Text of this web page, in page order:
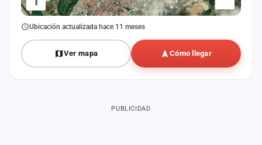
Ubicación actualizada hace 11 meses
Ver mapa Cómo llegar
PUBLICIDAD